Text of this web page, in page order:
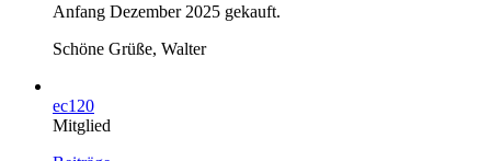
Anfang Dezember 2025 gekauft.
Schöne Grüße, Walter
ec120
Mitglied